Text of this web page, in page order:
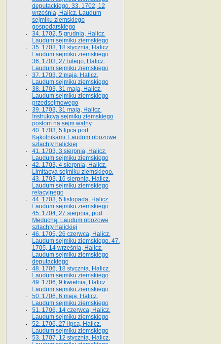
deputackiego. 33. 1702, 12
września, Halicz. Laudum
sejmiku ziemskiego
gospodarskiego
34. 1702, 5 grudnia, Halicz.
Laudum sejmiku ziemskiego
35. 1703, 18 stycznia, Halicz.
Laudum sejmiku ziemskiego
36. 1703, 27 lutego, Halicz.
Laudum sejmiku ziemskiego
37. 1703, 2 maja, Halicz.
Laudum sejmiku ziemskiego
38. 1703, 31 maja, Halicz.
Laudum sejmiku ziemskiego
przedsejmowego
39. 1703, 31 maja, Halicz.
Instrukcya sejmiku ziemskiego
posłom na sejm walny
40. 1703, 5 lipca pod
Kąkolnikami. Laudum obozowe
szlachty halickiej
41­. 1703, 3 sierpnia, Halicz.
Laudum sejmiku ziemskiego
42. 1703, 4 sierpnia, Halicz.
Limitacya sejmiku ziemskiego.
43. 1703, 16 sierpnia, Halicz.
Laudum sejmiku ziemskiego
relacyjnego
44. 1703, 5 listopada, Halicz.
Laudum sejmiku ziemskiego
45. 1704, 27 sierpnia, pod
Meduchą. Laudum obozowe
szlachty halickiej
46. 1705, 26 czerwca, Halicz.
Laudum sejmiku ziemskiego. 47.
1705, 14 września, Halicz.
Laudum sejmiku ziemskiego
deputackiego
48. 1706, 18 stycznia, Halicz.
Laudum sejmiku ziemskiego
49. 1706, 9 kwietnia, Halicz.
Laudum sejmiku ziemskiego
50. 1706, 6 maja, Halicz.
Laudum sejmiku ziemskiego
51. 1706, 14 czerwca, Halicz.
Laudum sejmiku ziemskiego
52. 1706, 27 lipca, Halicz.
Laudum sejmiku ziemskiego
53. 1707, 12 stycznia, Halicz.